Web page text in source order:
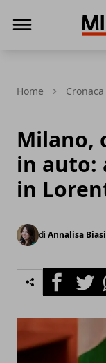
Home Cronaca
Milano,
in auto:
in
di Annalisa Biasi
Facebook